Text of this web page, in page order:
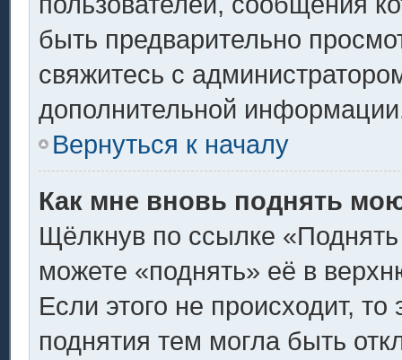
быть предварительно
свяжитесь с
дополнительной
Вернуться к началу
Как мне вновь поднять
Щёлкнув по ссылке
можете «поднять» её в
Если этого не происходит, то
поднятия тем могла быть